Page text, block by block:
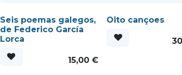
Seis poemas galegos,
de Federico García
Lorca
15,00 €
Oito cançoes